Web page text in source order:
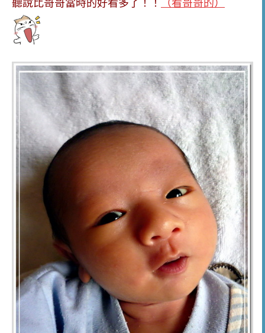
聽說比哥哥當時的好看多了！！
（看哥哥的）